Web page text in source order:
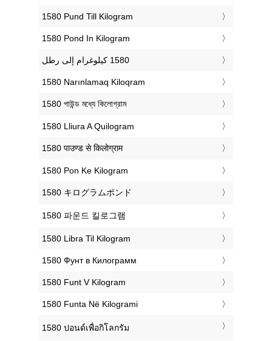
‎1580 Pund Till Kilogram
‎1580 Pond In Kilogram
‎1580 Narınlamaq Kiloqram
‎1580 পাউন্ড মধ্যে কিলোগ্রাম
‎1580 Lliura A Quilogram
‎1580 पाउण्ड से किलोग्राम
‎1580 Pon Ke Kilogram
‎1580 キログラムポンド
‎1580 파운드 킬로그램
‎1580 Libra Til Kilogram
‎1580 Фунт в Килограмм
‎1580 Funt V Kilogram
‎1580 Funta Në Kilogrami
‎1580 ปอนด์เพื่อกิโลกรัม